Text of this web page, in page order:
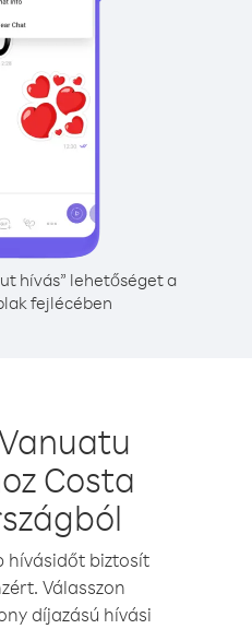
hívás” lehetőséget a
fejlécében
Costa
hívásidőt biztosít
Válasszon
díjazású hívási